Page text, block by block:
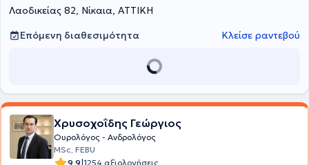
συνεχίζοντας στο Πολεμικό Ναυτικό. Ξεκίνησε την ειδίκευσή του
στην Ουρολογία στα Ναυτικά Νοσοκομεία Κρήτης και Αθηνών και
την ολοκλήρωσε στο Γ.Ν.Α. «Γ. Γεννηματάς». Έγινε μέλος, μετά από
πανευρωπαϊκές εξετάσεις, του Ευρωπαϊκού Κολλεγίου Ουρολόγων
μετεκπαιδεύτηκε επί διετία στην Ιταλία (San Bassiano Ospedale,
σύγχρονης αντιμετώπισης των ουρολογικών παθήσεων, με
προσανατολισμό στις ελάχιστα επεμβατικές τεχνικές
(ενδοουρολογία - λαπαροσκοπική ουρολογία) καθώς και στην
ανδρολογία. Το συγγραφικό - επιστημονικό του έργο είναι πλούσιο
και περιλαμβάνει δημοσιεύσεις σε διεθνή και ελληνικά περιοδικά
Λαοδικείας 82, Νίκαια, ΑΤΤΙΚΗ
Επόμενη διαθεσιμότητα
Κλείσε ραντεβού
Χρυσοχοΐδης Γεώργιος
Ουρολόγος - Ανδρολόγος
MSc, FEBU
9.9 1254 αξιολογήσεις